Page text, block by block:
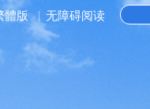
體版 无障碍阅读